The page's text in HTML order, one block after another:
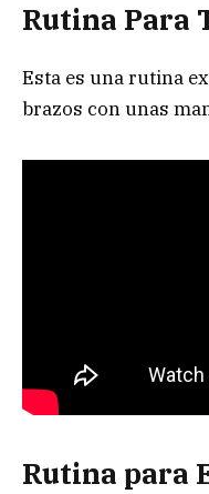
Rutina Para
Esta es una rutina
brazos con unas
Rutina para